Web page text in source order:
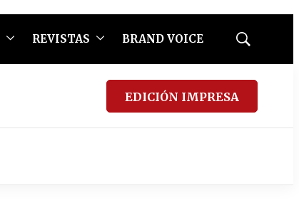
REVISTAS BRAND VOICE
Mostrar
EDICIÓN IMPRESA